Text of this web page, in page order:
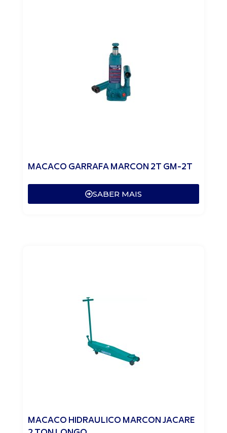
MACACO GARRAFA MARCON 2T GM-2T
SABER MAIS
MACACO HIDRAULICO MARCON JACARE